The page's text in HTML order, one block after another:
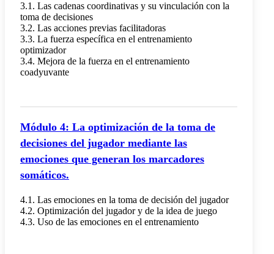
3.1. Las cadenas coordinativas y su vinculación con la
toma de decisiones
3.2. Las acciones previas facilitadoras
3.3. La fuerza específica en el entrenamiento
optimizador
3.4. Mejora de la fuerza en el entrenamiento
coadyuvante
Módulo 4: La optimización de la toma de
decisiones del jugador mediante las
emociones que generan los marcadores
somáticos.
4.1. Las emociones en la toma de decisión del jugador
4.2. Optimización del jugador y de la idea de juego
4.3. Uso de las emociones en el entrenamiento